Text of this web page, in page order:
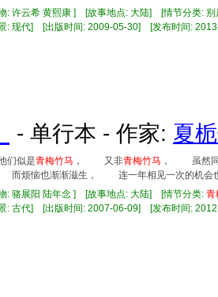
: 许云希 黄熙康 ] [故事地点: 大陆] [情节分类:
: 现代] [出版时间: 2009-05-30] [发布时间:
- 单行本 - 作家: 夏
似是青梅竹马 ， 又非青梅竹马 ， 虽然同
烦恼也渐渐滋生， 连一年相见一次的机会
: 骆展阳 陆年念 ] [故事地点: 大陆] [情节分类: 青
: 古代] [出版时间: 2007-06-09] [发布时间: